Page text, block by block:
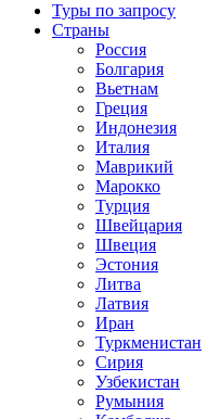
Туры по запросу
Страны
Россия
Болгария
Вьетнам
Греция
Индонезия
Италия
Маврикий
Марокко
Турция
Швейцария
Швеция
Эстония
Литва
Латвия
Иран
Туркменистан
Сирия
Узбекистан
Румыния